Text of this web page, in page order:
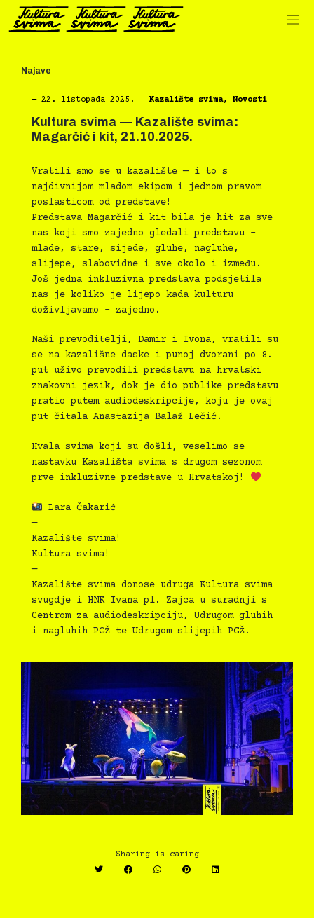
Preskoči
sadržaj
Najave
― 22. listopada 2025. Kazalište svima, Novosti
Kultura svima — Kazalište svima:
Magarčić i kit, 21.10.2025.
Vratili smo se u kazalište — i to s
najdivnijom mladom ekipom i jednom pravom
poslasticom od predstave!
Predstava Magarčić i kit bila je hit za sve
nas koji smo zajedno gledali predstavu –
mlade, stare, sijede, gluhe, nagluhe,
slijepe, slabovidne i sve okolo i između.
Još jedna inkluzivna predstava podsjetila
nas je koliko je lijepo kada kulturu
doživljavamo – zajedno.
Naši prevoditelji, Damir i Ivona, vratili su
se na kazališne daske i punoj dvorani po 8.
put uživo prevodili predstavu na hrvatski
znakovni jezik, dok je dio publike predstavu
pratio putem audiodeskripcije, koju je ovaj
put čitala Anastazija Balaž Lečić.
Hvala svima koji su došli, veselimo se
nastavku Kazališta svima s drugom sezonom
prve inkluzivne predstave u Hrvatskoj!
Lara Čakarić
—
Kazalište svima!
Kultura svima!
—
Kazalište svima donose udruga Kultura svima
svugdje i HNK Ivana pl. Zajca u suradnji s
Centrom za audiodeskripciju, Udrugom gluhih
i nagluhih PGŽ te Udrugom slijepih PGŽ.
Sharing is caring